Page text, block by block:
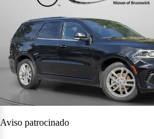
Aviso patrocinado